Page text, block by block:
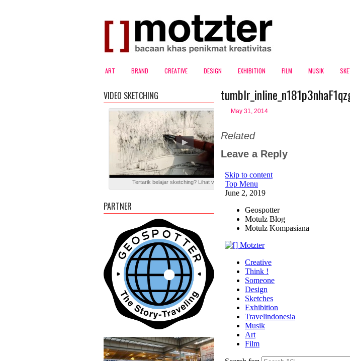
ART BRAND CREATIVE DESIGN EXHIBITION FILM MUSIK
May 31, 2014
Related
Leave a Reply
VIDEO SKETCHING
Tertarik belajar sketching? Lihat video blog ini
PARTNER